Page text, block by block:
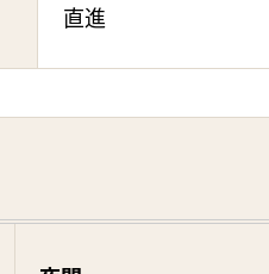
直進